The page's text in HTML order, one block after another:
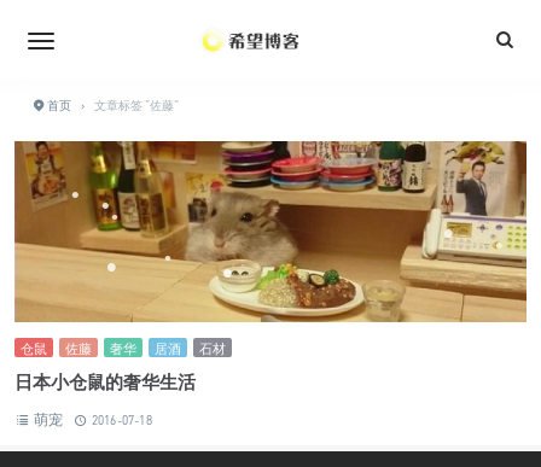
首页 › 文章标签 "佐藤"
仓鼠 佐藤 奢华 居酒 石材
日本小仓鼠的奢华生活
萌宠 2016-07-18
•
•
•
•
•
•
•
•
•
•